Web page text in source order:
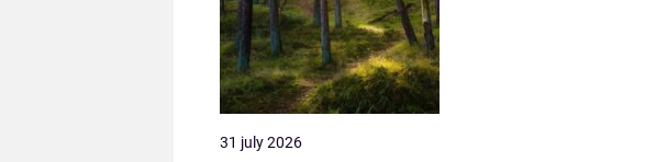
31 july 2026